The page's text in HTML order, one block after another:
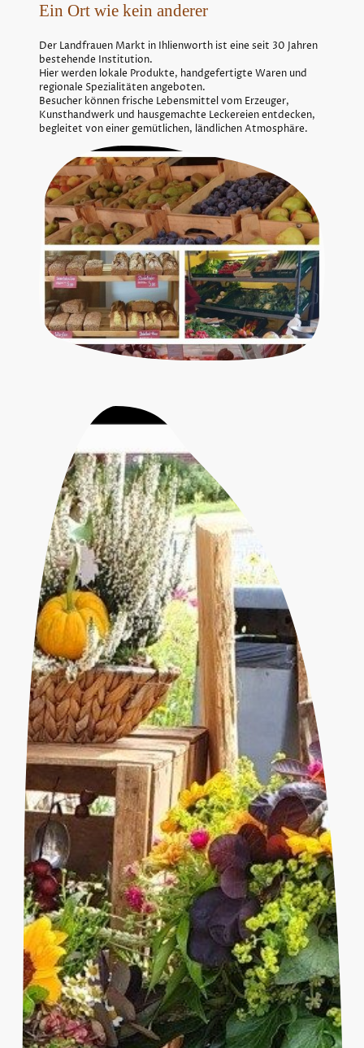
Ein Ort wie kein anderer
Der Landfrauen Markt in Ihlienworth ist eine seit 30 Jahren
bestehende Institution.
Hier werden lokale Produkte, handgefertigte Waren und
regionale Spezialitäten angeboten.
Besucher können frische Lebensmittel vom Erzeuger,
Kunsthandwerk und hausgemachte Leckereien entdecken,
begleitet von einer gemütlichen, ländlichen Atmosphäre.